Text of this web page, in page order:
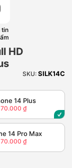
tin
HD
SKU: SILK14C
14 Plus
70.000 ₫
14 Pro Max
70.000 ₫